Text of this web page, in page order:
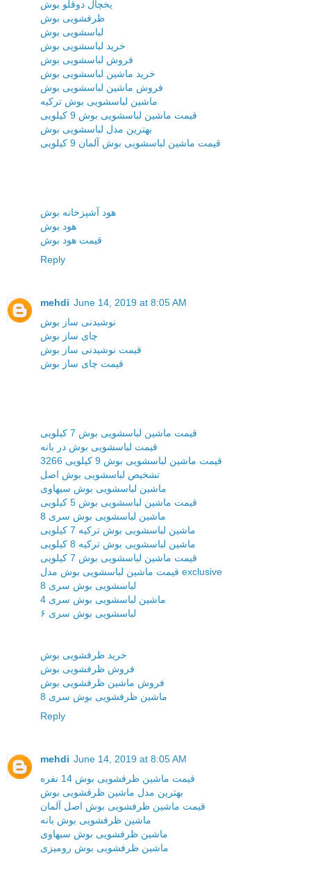
یخچال دوقلو بوش
ظرفشویی بوش
لباسشویی بوش
خرید لباسشویی بوش
فروش لباسشویی بوش
خرید ماشین لباسشویی بوش
فروش ماشین لباسشویی بوش
ماشین لباسشویی بوش ترکیه
قیمت ماشین لباسشویی بوش 9 کیلویی
بهترین مدل لباسشویی بوش
قیمت ماشین لباسشویی بوش آلمان 9 کیلویی
هود آشپزخانه بوش
هود بوش
قیمت هود بوش
Reply
mehdi June 14, 2019 at 8:05 AM
نوشیدنی ساز بوش
چای ساز بوش
قیمت نوشیدنی ساز بوش
قیمت چای ساز بوش
قیمت ماشین لباسشویی بوش 7 کیلویی
قیمت لباسشویی بوش در بانه
قیمت ماشین لباسشویی بوش 9 کیلویی 3266
تشخیص لباسشویی بوش اصل
ماشین لباسشویی بوش سیهاوی
قیمت ماشین لباسشویی بوش 5 کیلویی
ماشین لباسشویی بوش سری 8
ماشین لباسشویی بوش ترکیه 7 کیلویی
ماشین لباسشویی بوش ترکیه 8 کیلویی
قیمت ماشین لباسشویی بوش 7 کیلویی
قیمت ماشین لباسشویی بوش مدل exclusive
لباسشویی بوش سری 8
ماشین لباسشویی بوش سری 4
لباسشویی بوش سری ۶
خرید ظرفشویی بوش
فروش ظرفشویی بوش
فروش ماشین ظرفشویی بوش
ماشین ظرفشویی بوش سری 8
Reply
mehdi June 14, 2019 at 8:05 AM
قیمت ماشین ظرفشویی بوش 14 نفره
بهترین مدل ماشین ظرفشویی بوش
قیمت ماشین ظرفشویی بوش اصل آلمان
ماشین ظرفشویی بوش بانه
ماشین ظرفشویی بوش سیهاوی
ماشین ظرفشویی بوش رومیزی